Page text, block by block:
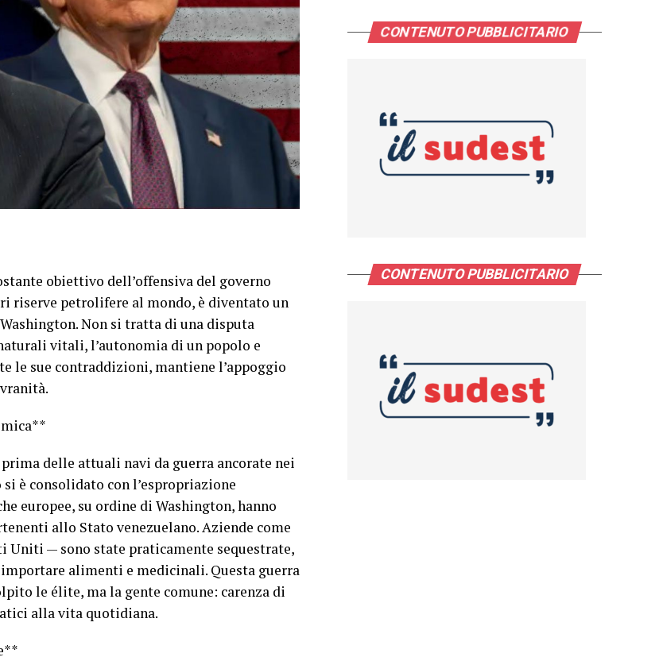
obiettivo dell’offensiva del governo
riserve petrolifere al mondo, è diventato un
Non si tratta di una disputa
vitali, l’autonomia di un popolo e
le sue contraddizioni, mantiene l’appoggio
delle attuali navi da guerra ancorate nei
è consolidato con l’espropriazione
europee, su ordine di Washington, hanno
allo Stato venezuelano. Aziende come
Uniti — sono state praticamente sequestrate,
alimenti e medicinali. Questa guerra
le élite, ma la gente comune: carenza di
alla vita quotidiana.
CONTENUTO PUBBLICITARIO
CONTENUTO PUBBLICITARIO